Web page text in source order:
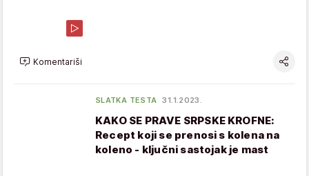
Komentariši
SLATKA TESTA 31.1.2023.
KAKO SE PRAVE SRPSKE KROFNE:
Recept koji se prenosi s kolena na
koleno - ključni sastojak je mast